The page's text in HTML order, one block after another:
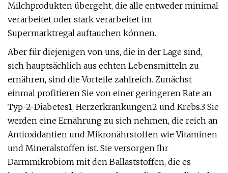
Milchprodukten übergeht, die alle entweder minimal
verarbeitet oder stark verarbeitet im
Supermarktregal auftauchen können.
Aber für diejenigen von uns, die in der Lage sind,
sich hauptsächlich aus echten Lebensmitteln zu
ernähren, sind die Vorteile zahlreich. Zunächst
einmal profitieren Sie von einer geringeren Rate an
Typ-2-Diabetes1, Herzerkrankungen2 und Krebs.3 Sie
werden eine Ernährung zu sich nehmen, die reich an
Antioxidantien und Mikronährstoffen wie Vitaminen
und Mineralstoffen ist. Sie versorgen Ihr
Darmmikrobiom mit den Ballaststoffen, die es